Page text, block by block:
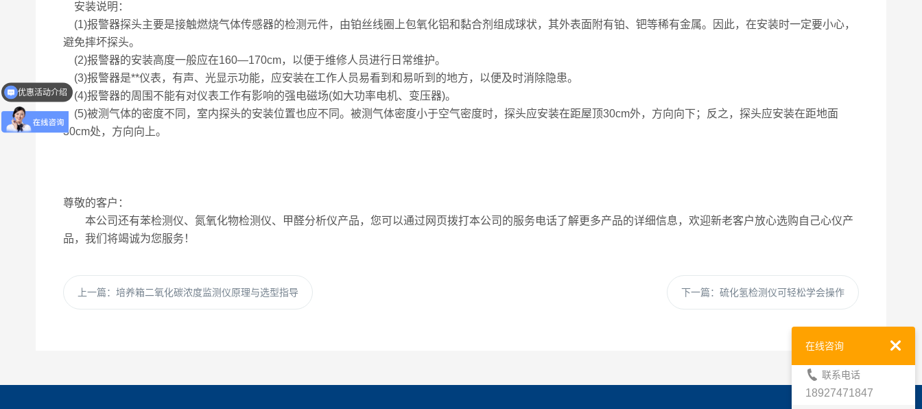
安装说明：
(1)报警器探头主要是接触燃烧气体传感器的检测元件，由铂丝线圈上包氧化铝和黏合剂组成球状，其外表面附有铂、钯等稀有金属。因此，在安装时一定要小心，
避免摔坏探头。
(2)报警器的安装高度一般应在160—170cm，以便于维修人员进行日常维护。
(3)报警器是**仪表，有声、光显示功能，应安装在工作人员易看到和易听到的地方，以便及时消除隐患。
(4)报警器的周围不能有对仪表工作有影响的强电磁场(如大功率电机、变压器)。
(5)被测气体的密度不同，室内探头的安装位置也应不同。被测气体密度小于空气密度时，探头应安装在距屋顶30cm外，方向向下；反之，探头应安装在距地面
30cm处，方向向上。
尊敬的客户：
本公司还有苯检测仪、氮氧化物检测仪、甲醛分析仪产品，您可以通过网页拨打本公司的服务电话了解更多产品的详细信息，欢迎新老客户放心选购自己心仪产
品，我们将竭诚为您服务！
上一篇： 培养箱二氧化碳浓度监测仪原理与选型指导 下一篇： 硫化氢检测仪可轻松学会操作
在线咨询
联系电话
18927471847
优惠活动介绍